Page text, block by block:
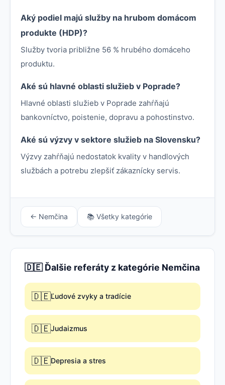
Aký podiel majú služby na hrubom domácom
produkte (HDP)?
Služby tvoria približne 56 % hrubého domáceho
produktu.
Aké sú hlavné oblasti služieb v Poprade?
Hlavné oblasti služieb v Poprade zahŕňajú
bankovníctvo, poistenie, dopravu a pohostinstvo.
Aké sú výzvy v sektore služieb na Slovensku?
Výzvy zahŕňajú nedostatok kvality v handlových
službách a potrebu zlepšiť zákaznícky servis.
← Nemčina 📚 Všetky kategórie
🇩🇪 Ďalšie referáty z kategórie Nemčina
🇩🇪Ľudové zvyky a tradície
🇩🇪Judaizmus
🇩🇪Depresia a stres